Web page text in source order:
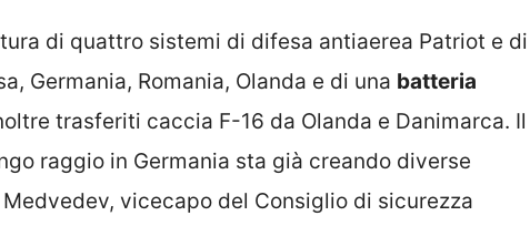
di quattro sistemi di difesa antiaerea Patriot e di
Germania, Romania, Olanda e di una batteria
trasferiti caccia F-16 da Olanda e Danimarca. Il
raggio in Germania sta già creando diverse
vicecapo del Consiglio di sicurezza